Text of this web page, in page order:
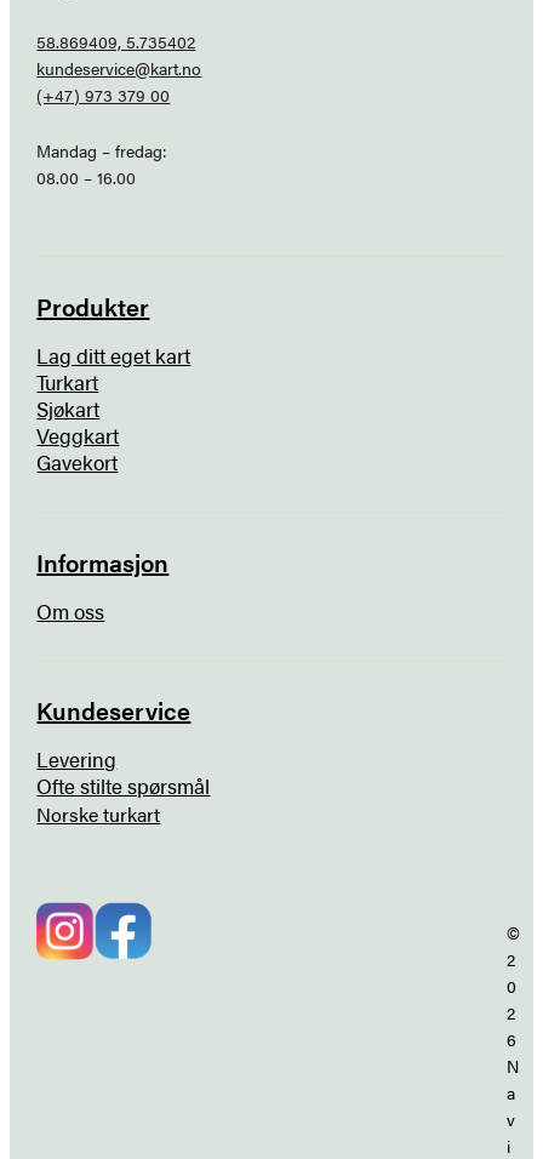
58.869409, 5.735402
kundeservice@kart.no
(+47) 973 379 00
Mandag – fredag:
08.00 – 16.00
Produkter
Lag ditt eget kart
Turkart
Sjøkart
Veggkart
Gavekort
Informasjon
Om oss
Kundeservice
Levering
Ofte stilte spørsmål
Norske turkart
©
2
0
2
6
N
a
v
i